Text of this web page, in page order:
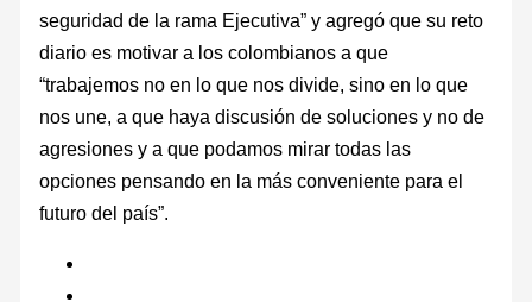
seguridad de la rama Ejecutiva” y agregó que su reto
diario es motivar a los colombianos a que
“trabajemos no en lo que nos divide, sino en lo que
nos une, a que haya discusión de soluciones y no de
agresiones y a que podamos mirar todas las
opciones pensando en la más conveniente para el
futuro del país”.